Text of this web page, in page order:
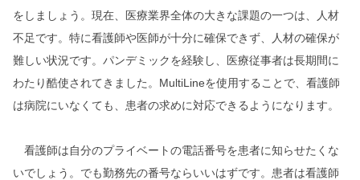
をしましょう。現在、医療業界全体の大きな課題の一つは、人材
不足です。特に看護師や医師が十分に確保できず、人材の確保が
難しい状況です。パンデミックを経験し、医療従事者は長期間に
わたり酷使されてきました。MultiLineを使用することで、看護師
は病院にいなくても、患者の求めに対応できるようになります。
看護師は自分のプライベートの電話番号を患者に知らせたくな
いでしょう。でも勤務先の番号ならいいはずです。患者は看護師